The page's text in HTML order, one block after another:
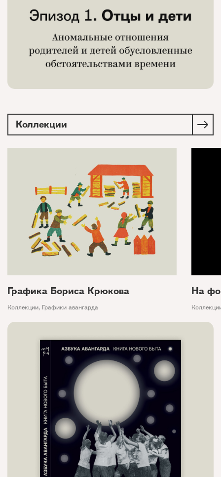
Коллекции
Графика Бориса Крюкова
Коллекции, Графики авангарда
На